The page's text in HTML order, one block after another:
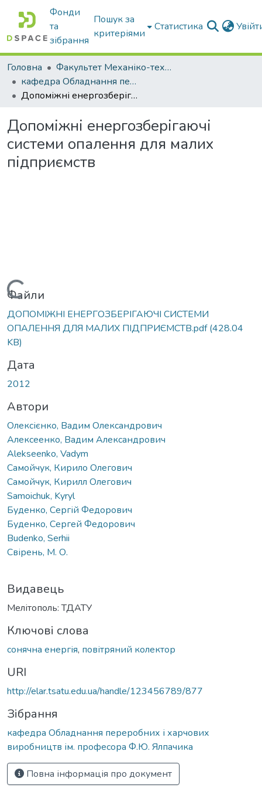
Фонди
та
зібрання
Пошук за
критеріями
Статистика
Головна
Факультет Механіко-технологічний
кафедра Обладнання переробних і харчових виробництв ім. професора Ф.Ю. Ялпачика
Допоміжні енергозберігаючі системи опалення для малих підприємств
Допоміжні енергозберігаючі
системи опалення для малих
підприємств
Вантажиться...
Файли
ДОПОМІЖНІ ЕНЕРГОЗБЕРІГАЮЧІ СИСТЕМИ
ОПАЛЕННЯ ДЛЯ МАЛИХ ПІДПРИЄМСТВ.pdf(428.04
KB)
Дата
2012
Автори
Олексієнко, Вадим Олександрович
Алексеенко, Вадим Александрович
Alekseenko, Vadym
Самойчук, Кирило Олегович
Самойчук, Кирилл Олегович
Samoichuk, Kyryl
Буденко, Сергій Федорович
Буденко, Сергей Федорович
Budenko, Serhii
Свірень, М. О.
Видавець
Мелітополь: ТДАТУ
Ключові слова
сонячна енергія, повітряний колектор
URI
http://elar.tsatu.edu.ua/handle/123456789/877
Зібрання
кафедра Обладнання переробних і харчових
виробництв ім. професора Ф.Ю. Ялпачика
Повна інформація про документ